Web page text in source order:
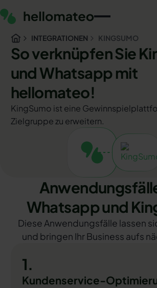
INTEGRATIONEN KINGSUMO
So verknüpfen Sie
und Whatsapp mit
hellomateo!
KingSumo ist eine
Zielgruppe zu erweitern.
Whatsapp und
Diese Anwendungsfälle lassen
und bringen Ihr Business aufs
1.
Kundenservice-